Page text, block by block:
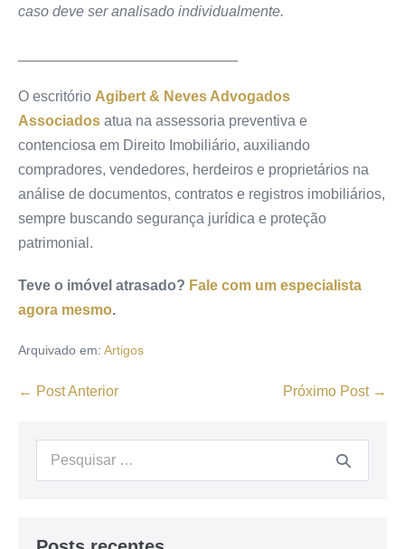
caso deve ser analisado individualmente.
O escritório Agibert & Neves Advogados
Associados atua na assessoria preventiva e
contenciosa em Direito Imobiliário, auxiliando
compradores, vendedores, herdeiros e proprietários na
análise de documentos, contratos e registros imobiliários,
sempre buscando segurança jurídica e proteção
patrimonial.
Teve o imóvel atrasado? Fale com um especialista
agora mesmo.
Arquivado em: Artigos
← Post Anterior Próximo Post →